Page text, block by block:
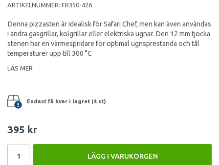
ARTIKELNUMMER: FR350-426
Denna pizzasten är idealisk för Safari Chef, men kan även användas
i andra gasgrillar, kolgrillar eller elektriska ugnar. Den 12 mm tjocka
stenen har en värmespridare för optimal ugnsprestanda och tål
temperaturer upp till 300 °C
LÄS MER
Endast få kvar i lagret (4 st)
395 kr
LÄGG I VARUKORGEN